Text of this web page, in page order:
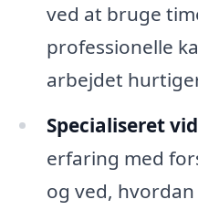
ved at bruge
professionelle
arbejdet
Specialiseret
erfaring med
og ved,